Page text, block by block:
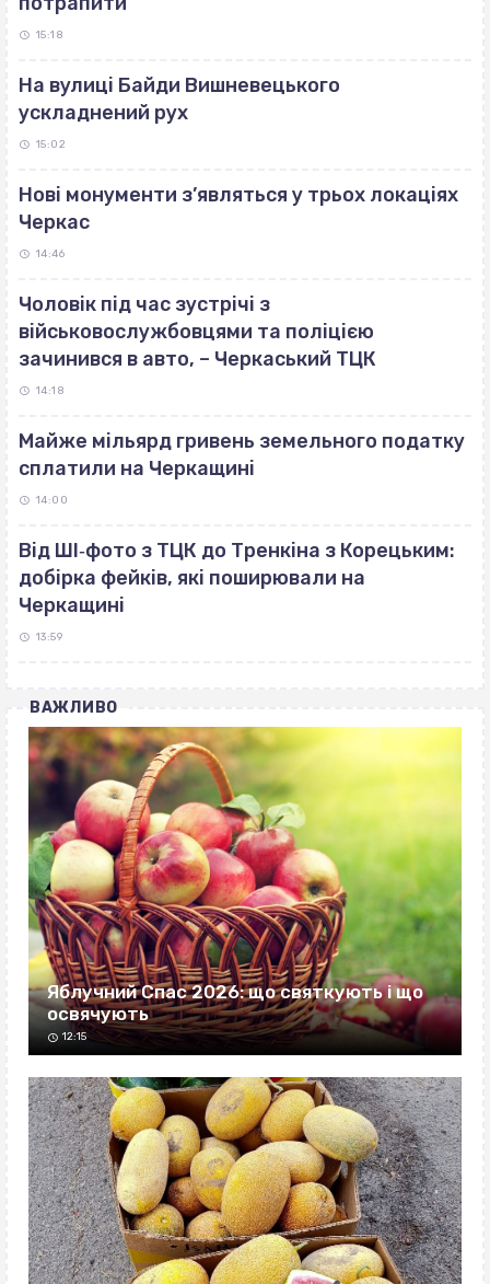
15:18
На вулиці Байди Вишневецького
ускладнений рух
15:02
Нові монументи з’являться у трьох локаціях
Черкас
14:46
Чоловік під час зустрічі з
військовослужбовцями та поліцією
зачинився в авто, – Черкаський ТЦК
14:18
Майже мільярд гривень земельного податку
сплатили на Черкащині
14:00
Від ШІ‐фото з ТЦК до Тренкіна з Корецьким:
добірка фейків, які поширювали на
Черкащині
13:59
ВАЖЛИВО
Яблучний Спас 2026: що святкують і що
освячують
12:15